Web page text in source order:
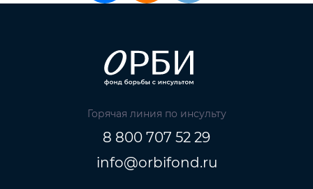
Горячая линия по инсульту
8 800 707 52 29
info@orbifond.ru